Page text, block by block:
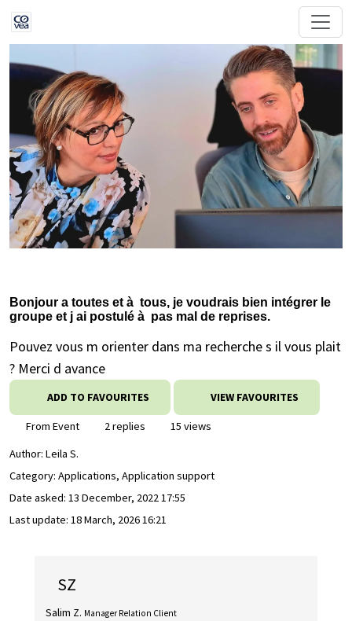
Bonjour a toutes et à tous, je voudrais bien intégrer le
groupe et j ai postulé à pas mal de reprises.
Pouvez vous m orienter dans ma recherche s il vous plait
? Merci d avance
ADD TO FAVOURITES VIEW FAVOURITES
From Event 2 replies
15 views
Author: Leila S.
Category: Applications, Application support
Date asked: 13 December, 2022 17:55
Last update: 18 March, 2026 16:21
SZ
Salim Z. Manager Relation Client